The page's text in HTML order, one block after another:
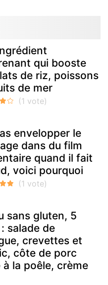
qui booste
de riz, poissons
de mer
envelopper le
dans du film
quand il fait
voici pourquoi
sans gluten, 5
salade de
crevettes et
côte de porc
à la poêle, crème